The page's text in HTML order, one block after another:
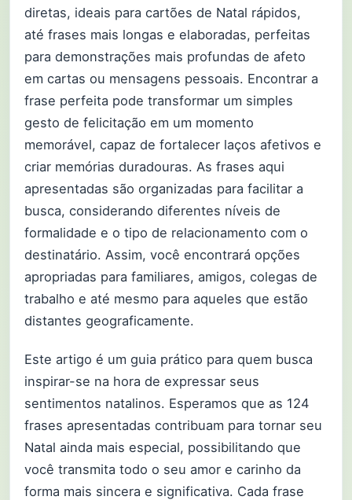
diretas, ideais para cartões de Natal rápidos,
até frases mais longas e elaboradas, perfeitas
para demonstrações mais profundas de afeto
em cartas ou mensagens pessoais. Encontrar a
frase perfeita pode transformar um simples
gesto de felicitação em um momento
memorável, capaz de fortalecer laços afetivos e
criar memórias duradouras. As frases aqui
apresentadas são organizadas para facilitar a
busca, considerando diferentes níveis de
formalidade e o tipo de relacionamento com o
destinatário. Assim, você encontrará opções
apropriadas para familiares, amigos, colegas de
trabalho e até mesmo para aqueles que estão
distantes geograficamente.
Este artigo é um guia prático para quem busca
inspirar-se na hora de expressar seus
sentimentos natalinos. Esperamos que as 124
frases apresentadas contribuam para tornar seu
Natal ainda mais especial, possibilitando que
você transmita todo o seu amor e carinho da
forma mais sincera e significativa. Cada frase